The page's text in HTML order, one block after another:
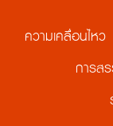
ความเคลื่อนไหว
การส